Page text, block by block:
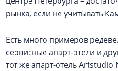
рынка, если не учитывать
Есть много примеров
сервисные апарт-отели и
тот же апарт-отель Artstudio